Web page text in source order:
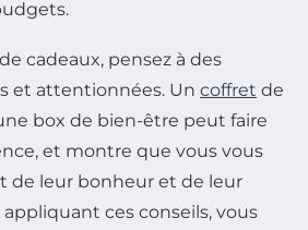
cadeaux, pensez à des
et attentionnées. Un coffret de
box de bien-être peut faire
et montre que vous vous
de leur bonheur et de leur
ces conseils, vous